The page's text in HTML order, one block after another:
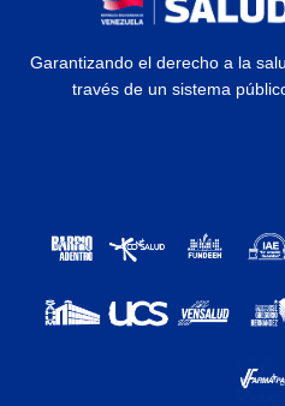
Garantizando el derecho a la
través de un sistema